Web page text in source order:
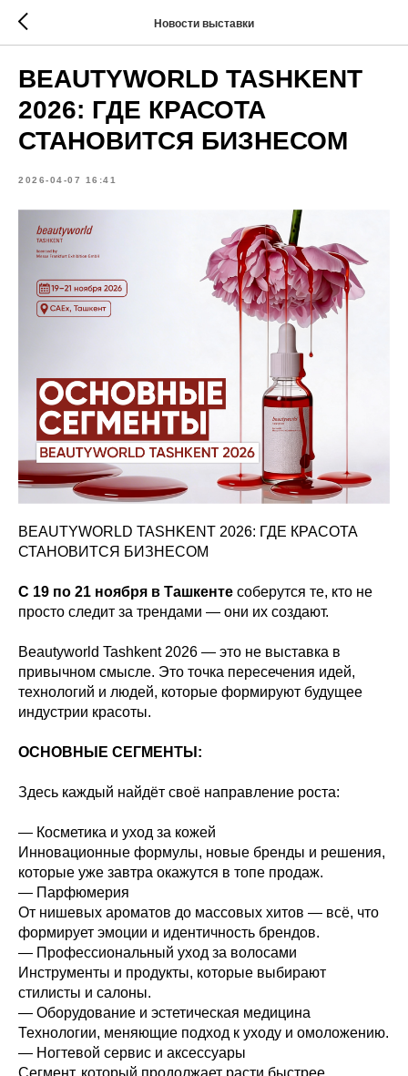
Новости выставки
BEAUTYWORLD TASHKENT
2026: ГДЕ КРАСОТА
СТАНОВИТСЯ БИЗНЕСОМ
2026-04-07 16:41
BEAUTYWORLD TASHKENT 2026: ГДЕ КРАСОТА
СТАНОВИТСЯ БИЗНЕСОМ
С 19 по 21 ноября в Ташкенте соберутся те, кто не
просто следит за трендами — они их создают.
Beautyworld Tashkent 2026 — это не выставка в
привычном смысле. Это точка пересечения идей,
технологий и людей, которые формируют будущее
индустрии красоты.
ОСНОВНЫЕ СЕГМЕНТЫ:
Здесь каждый найдёт своё направление роста:
— Косметика и уход за кожей
Инновационные формулы, новые бренды и решения,
которые уже завтра окажутся в топе продаж.
— Парфюмерия
От нишевых ароматов до массовых хитов — всё, что
формирует эмоции и идентичность брендов.
— Профессиональный уход за волосами
Инструменты и продукты, которые выбирают
стилисты и салоны.
— Оборудование и эстетическая медицина
Технологии, меняющие подход к уходу и омоложению.
— Ногтевой сервис и аксессуары